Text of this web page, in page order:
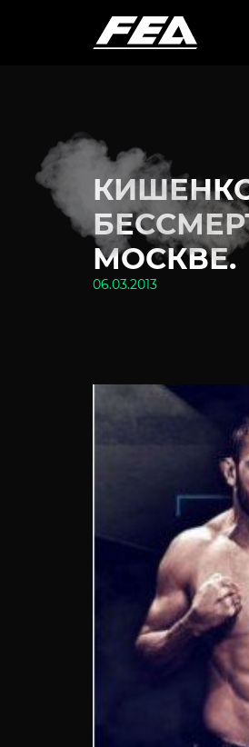
МОСКВЕ.
06.03.2013